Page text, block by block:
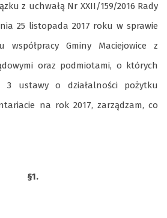
z uchwałą Nr XXII/159/2016 Rady
25 listopada 2017 roku w sprawie
współpracy Gminy Maciejowice z
oraz podmiotami, o których
ustawy o działalności pożytku
na rok 2017, zarządzam, co
§1.